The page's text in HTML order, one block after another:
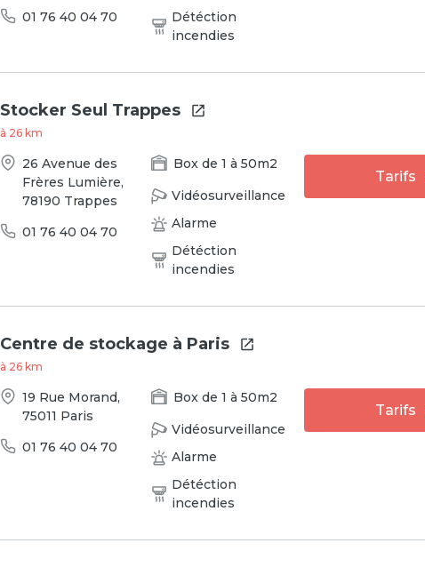
01 76 40 04 70
Détéction
incendies
Stocker Seul Trappes
à 26 km
26 Avenue des
Frères Lumière,
78190 Trappes
01 76 40 04 70
Box de1 à 50m2
Vidéosurveillance
Alarme
Détéction
incendies
Tarifs
Centre de stockage à Paris
à 26 km
19 Rue Morand,
75011 Paris
01 76 40 04 70
Box de1 à 50m2
Vidéosurveillance
Alarme
Détéction
incendies
Tarifs